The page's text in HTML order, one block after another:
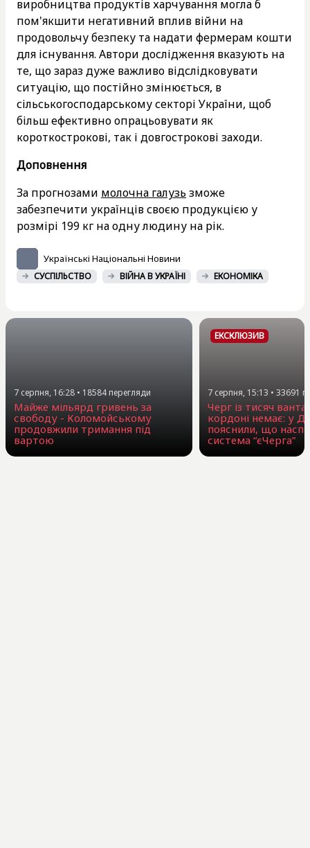
виробництва продуктів харчування могла б
пом'якшити негативний вплив війни на
продовольчу безпеку та надати фермерам кошти
для існування. Автори дослідження вказують на
те, що зараз дуже важливо відслідковувати
ситуацію, що постійно змінюється, в
сільськогосподарському секторі України, щоб
більш ефективно опрацьовувати як
короткострокові, так і довгострокові заходи.
Доповнення
За прогнозами молочна галузь зможе
забезпечити українців своєю продукцією у
розмірі 199 кг на одну людину на рік.
Українські Національні Новини
СУСПІЛЬСТВО ВІЙНА В УКРАЇНІ ЕКОНОМІКА
7 серпня, 16:28 • 18584 перегляди
Майже мільярд гривень за
свободу - Коломойському
продовжили тримання під
вартою
ЕКСКЛЮЗИВ
7 серпня, 15:13 • 33691
Черг із тисяч
кордоні немає: у
пояснили, що
система “єЧерга”